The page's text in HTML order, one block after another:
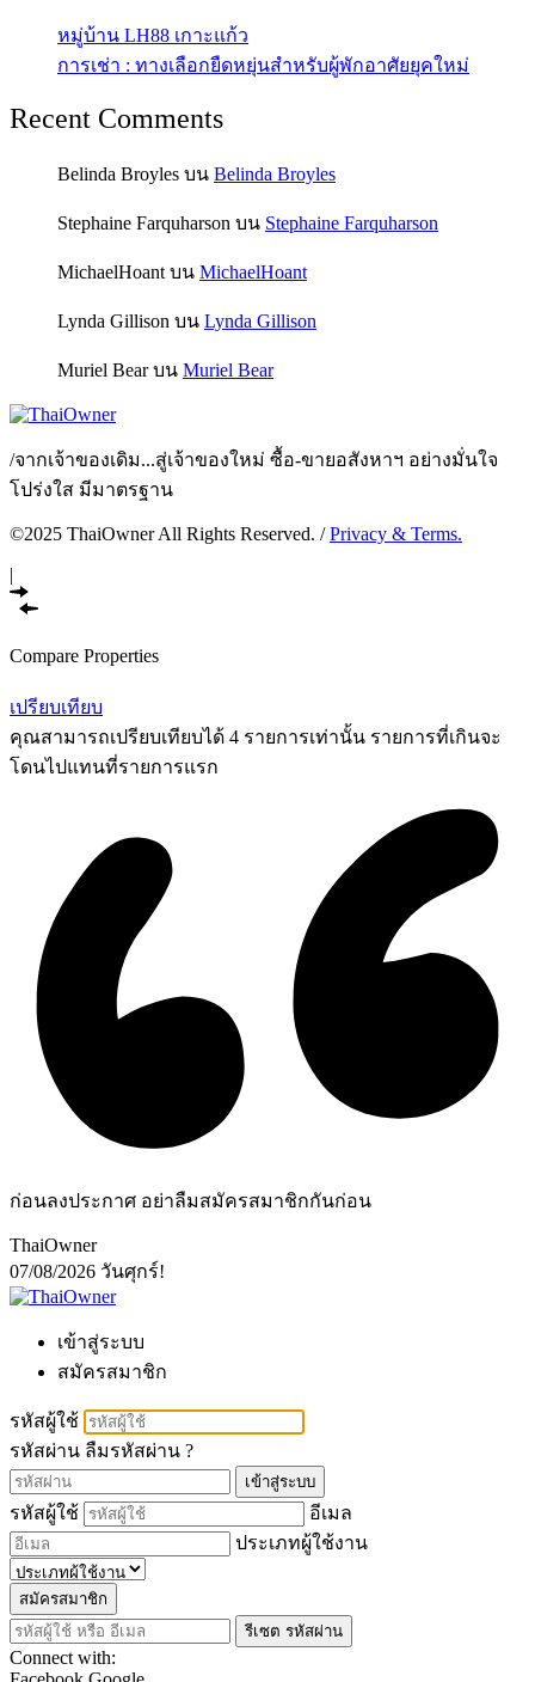
หมู่บ้าน LH88 เกาะแก้ว
การเช่า : ทางเลือกยืดหยุ่นสำหรับผู้พักอาศัยยุคใหม่
Recent Comments
Belinda Broyles บน Belinda Broyles
Stephaine Farquharson บน Stephaine Farquharson
MichaelHoant บน MichaelHoant
Lynda Gillison บน Lynda Gillison
Muriel Bearบน Muriel Bear
/จากเจ้าของเดิม...สู่เจ้าของใหม่ ซื้อ-ขายอสังหาฯ อย่างมั่นใจ
โปร่งใส มีมาตรฐาน
©2025 ThaiOwner All Rights Reserved. /Privacy & Terms.
|
Compare Properties
เปรียบเทียบ
คุณสามารถเปรียบเทียบได้ 4 รายการเท่านั้น รายการที่เกินจะ
โดนไปแทนที่รายการแรก
ก่อนลงประกาศ อย่าลืมสมัครสมาชิกกันก่อน
ThaiOwner
07/08/2026 วันศุกร์!
เข้าสู่ระบบ
สมัครสมาชิก
รหัสผู้ใช้
รหัสผ่าน ลืมรหัสผ่าน ?
เข้าสู่ระบบ
รหัสผู้ใช้
อีเมล
ประเภทผู้ใช้งาน
สมัครสมาชิก
รีเซต รหัสผ่าน
Connect with: